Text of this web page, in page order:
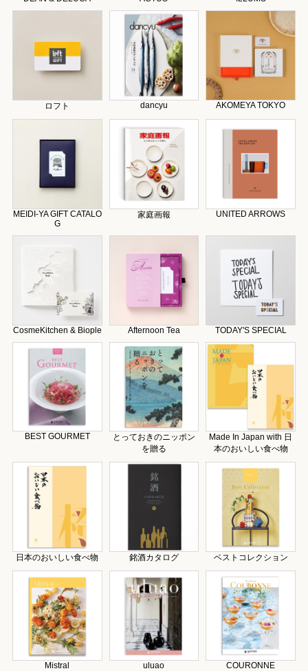
ロフト dancyu AKOMEYA TOKYO
MEIDI-YA GIFT CATALO
G
家庭画報 UNITED ARROWS
CosmeKitchen & Biople Afternoon Tea TODAY'S SPECIAL
BEST GOURMET
とっておきのニッポン
を贈る
Made In Japan with 日
本のおいしい食べ物
日本のおいしい食べ物 銘酒カタログ ベストコレクション
Mistral uluao COURONNE